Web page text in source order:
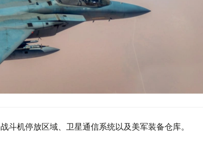
斗机停放区域、卫星通信系统以及美军装备仓库。